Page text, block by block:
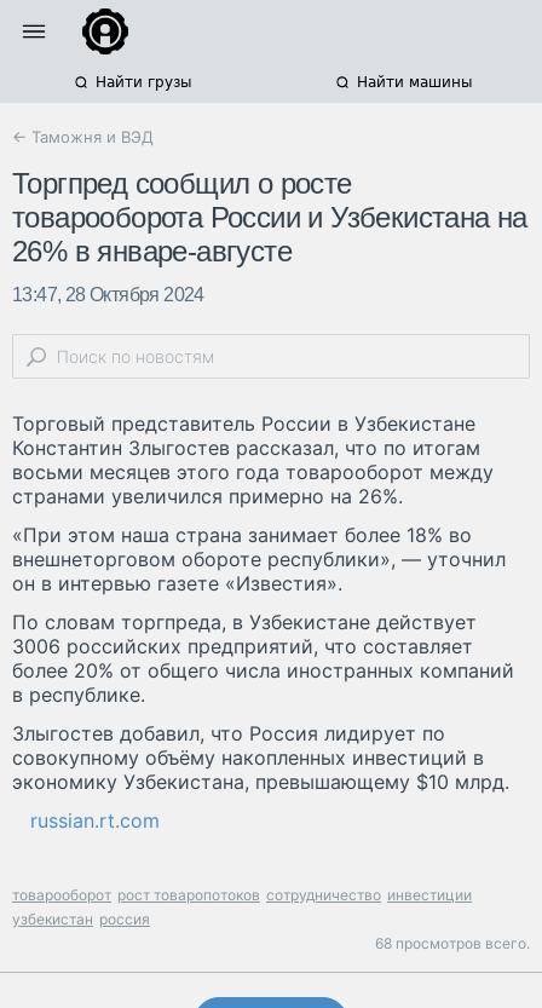
Найти грузы Найти машины
← Таможня и ВЭД
Торгпред сообщил о росте
товарооборота России и Узбекистана на
26% в январе-августе
13:47, 28 Октября 2024
Торговый представитель России в Узбекистане
Константин Злыгостев рассказал, что по итогам
восьми месяцев этого года товарооборот между
странами увеличился примерно на 26%.
«При этом наша страна занимает более 18% во
внешнеторговом обороте республики», — уточнил
он в интервью газете «Известия».
По словам торгпреда, в Узбекистане действует
3006 российских предприятий, что составляет
более 20% от общего числа иностранных компаний
в республике.
Злыгостев добавил, что Россия лидирует по
совокупному объёму накопленных инвестиций в
экономику Узбекистана, превышающему $10 млрд.
russian.rt.com
товарооборот рост товаропотоков сотрудничество инвестиции
узбекистан россия
68 просмотров всего.